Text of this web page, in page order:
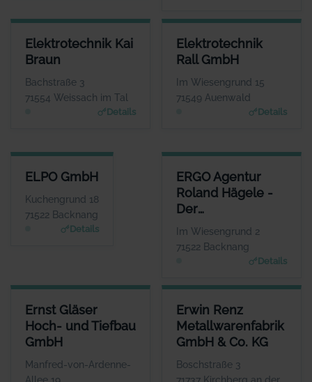
Elektrotechnik Kai
Braun
Bachstraße 3
71554 Weissach im Tal
Details
ELEKTROTECHNIK KAI BRAUN
Frau Franziska Braun
Www.elektrotechnik-kb.de
Elektrotechnik
Rall GmbH
Im Wiesengrund 15
71549 Auenwald
Details
ELEKTROTECHNIK RALL GMBH
ANSPRECHPARTNER
Herr Andre Kengerter
www.elektrotechnik-rall.de
ELPO GmbH
Kuchengrund 18
71522 Backnang
Details
ELPO GMBH
Herr Uwe Junk
www.elpo.de
ERGO Agentur
Roland Hägele -
Der
Unternehmer-
Berater
Im Wiesengrund 2
71522 Backnang
Details
ERGO AGENTUR ROLAND
Ernst Gläser
Hoch- und Tiefbau
GmbH
Manfred-von-Ardenne-
ERNST GLÄSER HOCH- UND TIEFBAU GMBH
ANSPRECHPARTNER
Herr Ulrich Gläser
WEBSITE
Erwin Renz
Metallwarenfabrik
GmbH & Co. KG
Boschstraße 3
ERWIN RENZ